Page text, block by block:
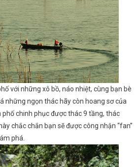
với những xô bồ, náo nhiệt, cùng bạn bè
những ngọn thác hãy còn hoang sơ của
chinh phục được thác 9 tầng, thác
chắc chắn bạn sẽ được công nhận “fan”
phá.